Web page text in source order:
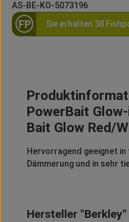
AS-BE-KO-5073196
FP Sie erhalten 38
PowerBait
Bait Glow Red/
Hervorragend geeignet
Dämmerung und in sehr
Hersteller "Berkley"